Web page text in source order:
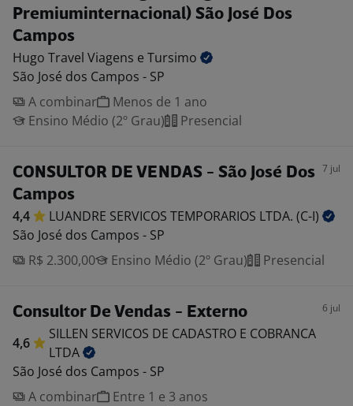
Premiuminternacional) São José Dos
Campos
Hugo Travel Viagens e Tursimo
São José dos Campos - SP
A combinar
Menos de 1 ano
Ensino Médio (2º Grau)
Presencial
CONSULTOR DE VENDAS - São José Dos
Campos
7 jul
4,4 LUANDRE SERVICOS TEMPORARIOS LTDA. (C-I)
São José dos Campos - SP
R$ 2.300,00
Ensino Médio (2º Grau) Presencial
Consultor De Vendas - Externo 6 jul
4,6
SILLEN SERVICOS DE CADASTRO E COBRANCA
LTDA
São José dos Campos - SP
A combinar
Entre 1 e 3 anos